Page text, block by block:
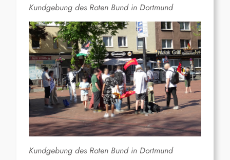
Kundgebung des Roten Bund in Dortmund
Kundgebung des Roten Bund in Dortmund